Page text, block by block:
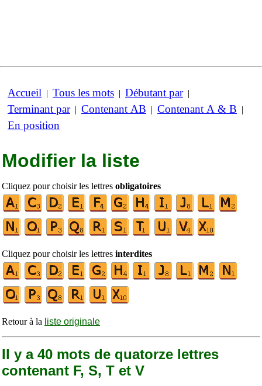
Accueil | Tous les mots | Débutant par|
Terminant par| Contenant AB | Contenant A & B |
En position
Modifier la liste
Cliquez pour choisir les lettres obligatoires
Cliquez pour choisir les lettres interdites
Retour à la liste originale
Il y a 40 mots de quatorze lettres
contenant F, S, T et V